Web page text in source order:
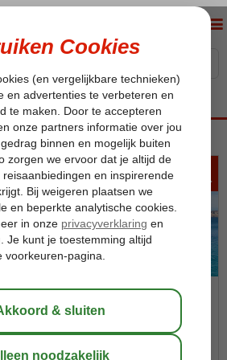
Agia Pelagia
va 457 p.p.
voor de veelzijdige
heerlijk klimaat, mooie stranden, leuke